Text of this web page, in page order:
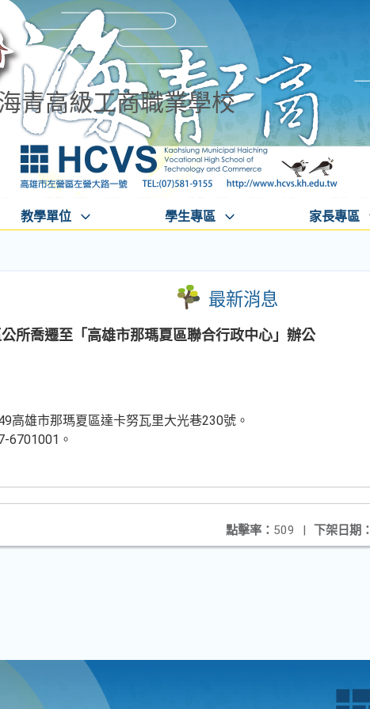
青高級工商職業學校
教學單位 學生專區 家長專區
最新消息
所喬遷至「高雄市那瑪夏區聯合行政中心」辦公
高雄市那瑪夏區達卡努瓦里大光巷230號。
6701001。
下架日期：
點擊率： 509 |